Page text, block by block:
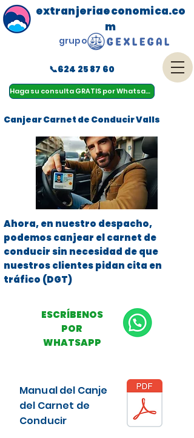
Haga su consulta GRATIS por Whatsapp
menu
extranjeriaeconomica.co
m
📞624 25 87 60
grupo
Canjear Carnet de Conducir Valls
Ahora, en nuestro despacho,
podemos canjear el carnet de
conducir sin necesidad de que
nuestros clientes pidan cita en
tráfico (DGT)
ESCRÍBENOS
POR
WHATSAPP
Manual del Canje
del Carnet de
Conducir